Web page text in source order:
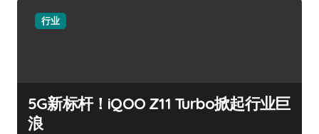
行业
5G新标杆！iQOO Z11 Turbo掀起行业巨
浪